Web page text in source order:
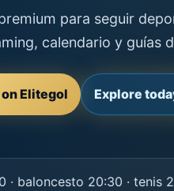
para seguir
calendario y guías
Elitegol Explore
20:30 · tenis 21:45